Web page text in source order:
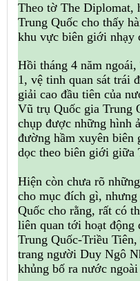
Theo tờ The Diplomat,
Trung Quốc cho thấy
khu vực biên giới nhạy
Hồi tháng 4 năm
1, vệ tinh quan sát trái
giải cao đầu tiên của
Vũ trụ Quốc gia Trung
chụp được những hình
đường hầm xuyên
dọc theo biên giới giữa
Hiện còn chưa rõ
cho mục đích gì,
Quốc cho rằng, rất có
liên quan tới hoạt
Trung Quốc-Triều
trang người Duy Ngô
khủng bố ra nước